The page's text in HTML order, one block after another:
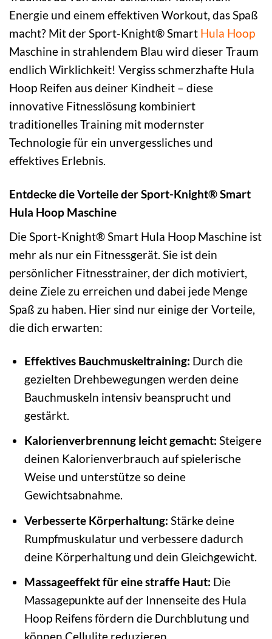
Energie und einem effektiven Workout, das Spaß
macht? Mit der Sport-Knight® Smart Hula Hoop
Maschine in strahlendem Blau wird dieser Traum
endlich Wirklichkeit! Vergiss schmerzhafte Hula
Hoop Reifen aus deiner Kindheit – diese
innovative Fitnesslösung kombiniert
traditionelles Training mit modernster
Technologie für ein unvergessliches und
effektives Erlebnis.
Entdecke die Vorteile der Sport-Knight® Smart
Hula Hoop Maschine
Die Sport-Knight® Smart Hula Hoop Maschine ist
mehr als nur ein Fitnessgerät. Sie ist dein
persönlicher Fitnesstrainer, der dich motiviert,
deine Ziele zu erreichen und dabei jede Menge
Spaß zu haben. Hier sind nur einige der Vorteile,
die dich erwarten:
Effektives Bauchmuskeltraining: Durch die
gezielten Drehbewegungen werden deine
Bauchmuskeln intensiv beansprucht und
gestärkt.
Kalorienverbrennung leicht gemacht: Steigere
deinen Kalorienverbrauch auf spielerische
Weise und unterstütze so deine
Gewichtsabnahme.
Verbesserte Körperhaltung: Stärke deine
Rumpfmuskulatur und verbessere dadurch
deine Körperhaltung und dein Gleichgewicht.
Massageeffekt für eine straffe Haut: Die
Massagepunkte auf der Innenseite des Hula
Hoop Reifens fördern die Durchblutung und